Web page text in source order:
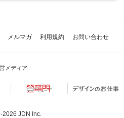
メルマガ 利用規約 お問い合わせ
メディア
2026 JDN Inc.